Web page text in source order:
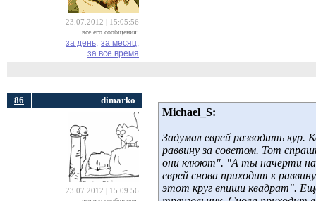
23.07.2012 | 15:05:56
все его сообщения:
за день, за месяц,
за все время
86 dimarko
23.07.2012 | 15:09:56
Michael_S:
Задумал еврей разводить
раввину за советом. Тот
они клюют". "А ты начерти на
еврей снова приходит к
этот круг впиши квадрат".